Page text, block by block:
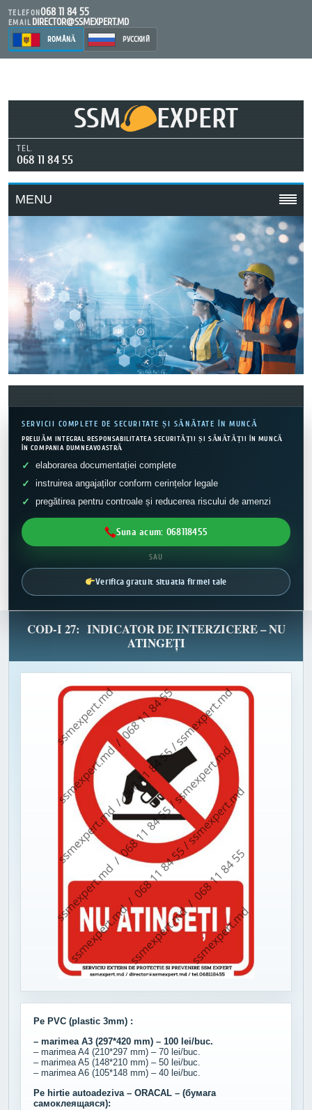
TELEFON068 11 84 55
EMAIL DIRECTOR@SSMEXPERT.MD
ROMÂNĂ РУССКИЙ
SSM EXPERT
TEL.
068 11 84 55
MENU
SERVICII COMPLETE DE SECURITATE ȘI SĂNĂTATE ÎN MUNCĂ
PRELUĂM INTEGRAL RESPONSABILITATEA SECURITĂȚII ȘI SĂNĂTĂȚII ÎN MUNCĂ
ÎN COMPANIA DUMNEAVOASTRĂ
elaborarea documentației complete
instruirea angajaților conform cerințelor legale
pregătirea pentru controale și reducerea riscului de amenzi
Suna acum: 068118455
SAU
Verifica gratuit situatia firmei tale
COD-I 27: INDICATOR DE INTERZICERE – NU
ATINGEȚI
Pe PVC (plastic 3mm) :
– marimea A3 (297*420 mm) – 100 lei/buc.
– marimea A4 (210*297 mm) – 70 lei/buc.
– marimea A5 (148*210 mm) – 50 lei/buc.
– marimea A6 (105*148 mm) – 40 lei/buc.
Pe hirtie autoadeziva – ORACAL – (бумага
самоклеящаяся):